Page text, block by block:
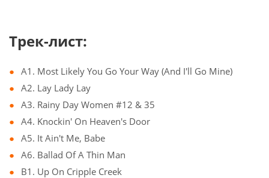
Трек-лист:
A1. Most Likely You Go Your Way (And I'll Go Mine)
A2. Lay Lady Lay
A3. Rainy Day Women #12 & 35
A4. Knockin' On Heaven's Door
A5. It Ain't Me, Babe
A6. Ballad Of A Thin Man
B1. Up On Cripple Creek